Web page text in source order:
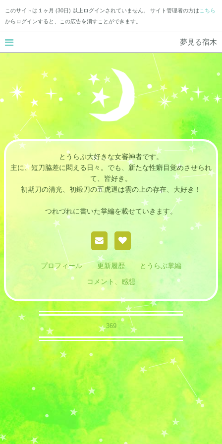
このサイトは１ヶ月 (30日) 以上ログインされていません。 サイト管理者の方は こちら
からログインすると、この広告を消すことができます。
夢見る宿木
とうらぶ大好きな女審神者です。
主に、短刀脇差に悶える日々。でも、新たな性癖目覚めさせられ
て、皆好き。
初期刀の清光、初鍛刀の五虎退は雲の上の存在、大好き！
つれづれに書いた掌編を載せていきます。
プロフィール 更新履歴
とうらぶ掌編
コメント、感想
369